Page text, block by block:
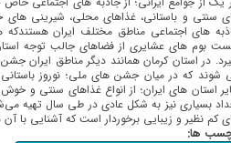
سنتی و باستانی، غذاهای محلی، شیرینی
های اجتماعی مناطق مختلف ایران
بوم های عشایری از فضاهای جالب توجه
در استان کرمان همانند دیگر مناطق
شوند که در میان جشن های ملی؛ نوروز باستانی
استان های ایران؛ از انواع غذاهای سنتی و
بسیاری نیز به شكل عادی در طی سال تهیه
كم نظیر و زیبایی برخوردار است كه آشنایی با
ها: